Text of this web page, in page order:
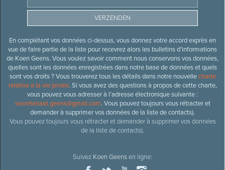
En complétant vos données ci-dessus, vous donnez votre accord exprès en
vue de faire partie de la liste pour recevrez alors les bulletins d’informations
de Koen Geens. Vous voulez savoir comment nous conservons vos données,
quelles sont les données enregistrées dans notre base de données et quels
sont vos droits ? Vous trouverez tous les détails dans notre nouvellecharte
relative à la vie privée. Si vous avez des questions à propos de cette charte,
vous pouvez vous adresser à l’adresse électronique suivante :
secretariaat.geens@gmail.com. Vous pouvez toujours vous rétracter et
demander à supprimer vos données de la liste de contacts).
Vous pouvez toujours vous rétracter et demander à supprimer vos données
de la liste de contacts).
Suivez Koen Geensen ligne: